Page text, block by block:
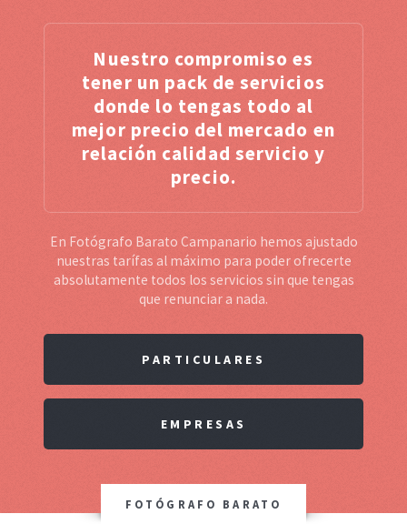
Nuestro compromiso es
tener un pack de servicios
donde lo tengas todo al
mejor precio del mercado en
relación calidad servicio y
precio.
En Fotógrafo Barato Campanario hemos ajustado
nuestras tarífas al máximo para poder ofrecerte
absolutamente todos los servicios sin que tengas
que renunciar a nada.
PARTICULARES
EMPRESAS
FOTÓGRAFO BARATO